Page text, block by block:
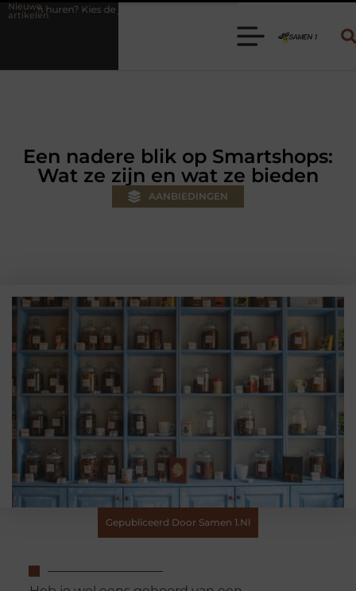
Nieuwe
artikelenaanhanger voor jouw klus
Een nadere blik op Smartshops:
Wat ze zijn en wat ze bieden
AANBIEDINGEN
Gepubliceerd Door Samen 1.nl